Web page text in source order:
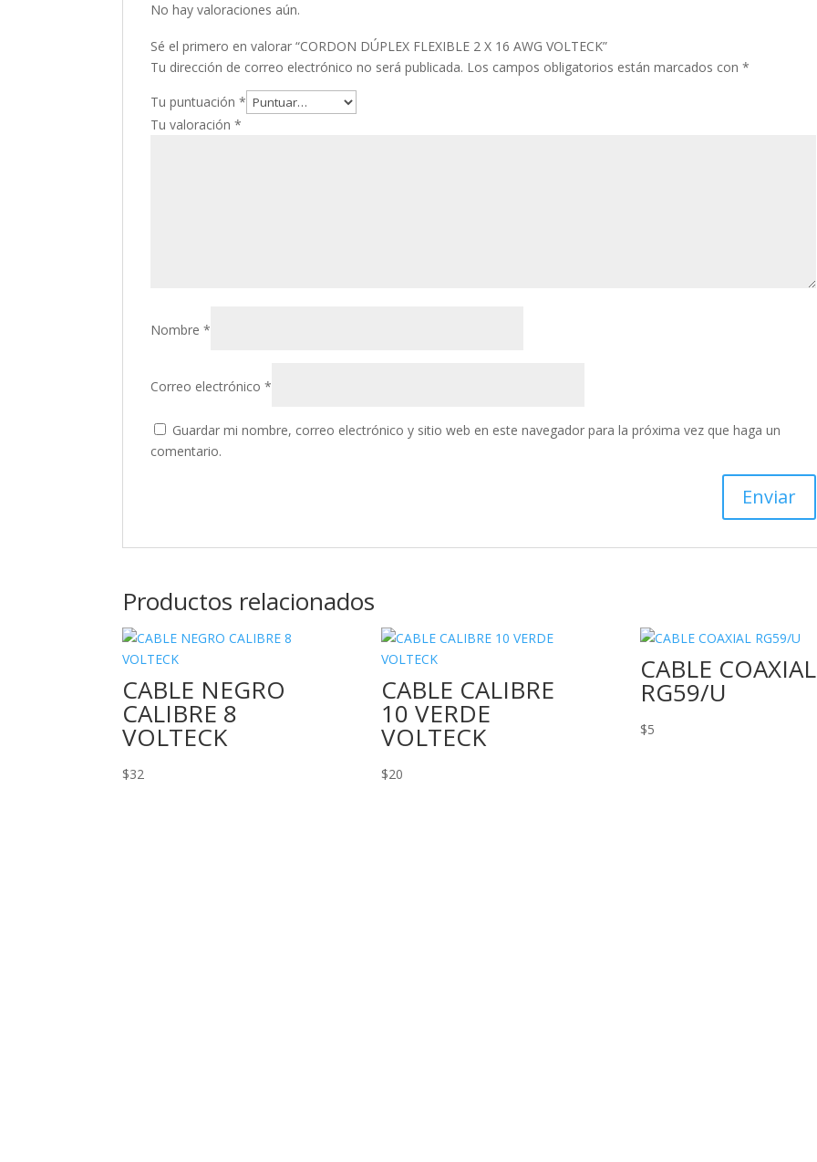
No hay valoraciones aún.
Sé el primero en valorar “CORDON DÚPLEX FLEXIBLE 2 X 16 AWG VOLTECK”
Tu dirección de correo electrónico no será publicada. Los campos obligatorios están marcados con*
Tu puntuación*
Tu valoración*
Nombre*
Correo electrónico*
Guardar mi nombre, correo electrónico y sitio web en este navegador para la próxima vez que haga un
comentario.
Productos relacionados
CABLE NEGRO
CALIBRE 8
VOLTECK
$32
CABLE CALIBRE
10 VERDE
VOLTECK
$20
CABLE COAXIAL
RG59/U
$5